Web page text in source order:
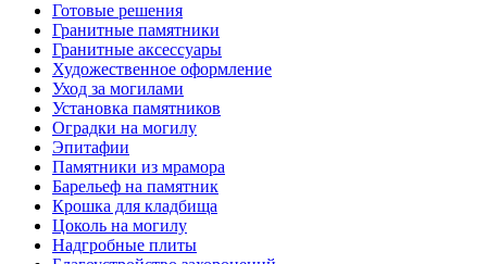
Готовые решения
Гранитные памятники
Гранитные аксессуары
Художественное оформление
Уход за могилами
Установка памятников
Оградки на могилу
Эпитафии
Памятники из мрамора
Барельеф на памятник
Крошка для кладбища
Цоколь на могилу
Надгробные плиты